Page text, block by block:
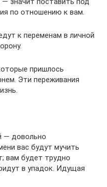
по отношению к вам.
к переменам в личной
пришлось
Эти переживания
— довольно
вас будут мучить
вам будет трудно
в упадок. Идущая